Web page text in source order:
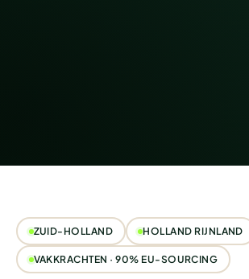
ZUID-HOLLAND HOLLAND RIJNLAND
VAKKRACHTEN · 90% EU-SOURCING